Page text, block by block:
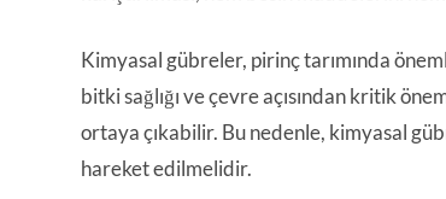
Kimyasal gübreler, pirinç tarımında
bitki sağlığı ve çevre açısından kritik
ortaya çıkabilir. Bu nedenle, kimyasal
hareket edilmelidir.